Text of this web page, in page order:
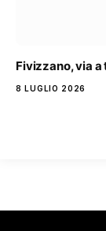
Fivizzano, via
8 LUGLIO 2026